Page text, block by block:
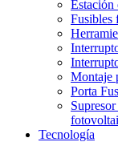
Estación
Fusibles
Montaje
Porta
Tecnología